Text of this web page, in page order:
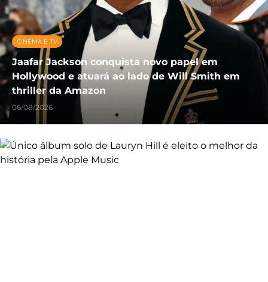
CINEMA E TV
Jaafar Jackson conquista novo papel em
Hollywood e atuará ao lado de Will Smith em
thriller da Amazon
06/08/2026